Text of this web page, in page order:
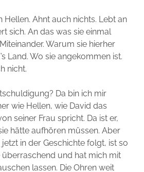
Hellen. Ahnt auch nichts. Lebt an
sich. An das was sie einmal
Warum sie hierher
Land. Wo sie angekommen ist.
nicht.
Da bin ich mir
wie Hellen, wie David das
seiner Frau spricht. Da ist er,
hätte aufhören müssen. Aber
in der Geschichte folgt, ist so
und hat mich mit
lassen. Die Ohren weit